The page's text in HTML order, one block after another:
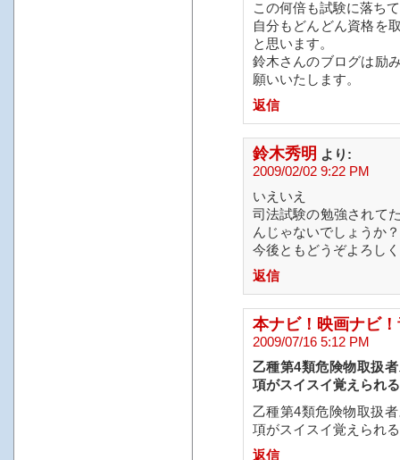
この何倍も試験に落ち
自分もどんどん資格を
と思います。
鈴木さんのブログは励
願いいたします。
返信
鈴木秀明 より:
2009/02/02 9:22 PM
いえいえ
司法試験の勉強されて
んじゃないでしょうか？
今後ともどうぞよろし
返信
本ナビ！映画ナビ
2009/07/16 5:12 PM
乙種第4類危険物取扱
項がスイスイ覚えられ
乙種第4類危険物取扱
項がスイスイ覚えられ
返信